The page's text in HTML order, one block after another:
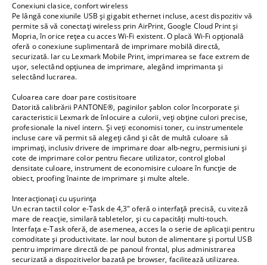
Conexiuni clasice, confort wireless
Pe lângă conexiunile USB şi gigabit ethernet incluse, acest dispozitiv vă
permite să vă conectaţi wireless prin AirPrint, Google Cloud Print şi
Mopria, în orice reţea cu acces Wi-Fi existent. O placă Wi-Fi opţională
oferă o conexiune suplimentară de imprimare mobilă directă,
securizată. Iar cu Lexmark Mobile Print, imprimarea se face extrem de
uşor, selectând opţiunea de imprimare, alegând imprimanta şi
selectând lucrarea.
Culoarea care doar pare costisitoare
Datorită calibrării PANTONE®, paginilor şablon color încorporate şi
caracteristicii Lexmark de înlocuire a culorii, veţi obţine culori precise,
profesionale la nivel intern. Şi veţi economisi toner, cu instrumentele
incluse care vă permit să alegeţi când şi cât de multă culoare să
imprimaţi, inclusiv drivere de imprimare doar alb-negru, permisiuni şi
cote de imprimare color pentru fiecare utilizator, control global
densitate culoare, instrument de economisire culoare în funcţie de
obiect, proofing înainte de imprimare şi multe altele.
Interacţionaţi cu uşurinţa
Un ecran tactil color e-Task de 4,3" oferă o interfaţă precisă, cu viteză
mare de reacţie, similară tabletelor, şi cu capacităţi multi-touch.
Interfaţa e-Task oferă, de asemenea, acces la o serie de aplicaţii pentru
comoditate şi productivitate. Iar noul buton de alimentare şi portul USB
pentru imprimare directă de pe panoul frontal, plus administrarea
securizată a dispozitivelor bazată pe browser, facilitează utilizarea.